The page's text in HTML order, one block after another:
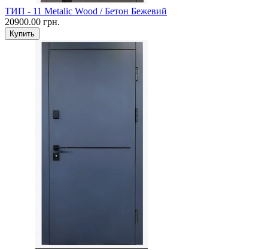
ТИП - 11 Metalic Wood / Бетон Бежевий
20900.00 грн.